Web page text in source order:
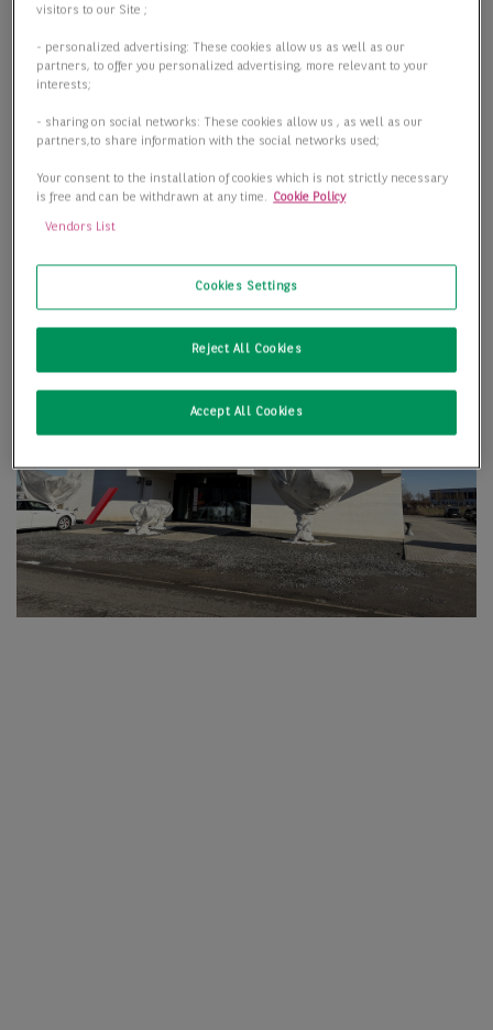
visitors to our Site ;
- personalized advertising: These cookies allow us as well as our
partners, to offer you personalized advertising, more relevant to your
interests;
- sharing on social networks: These cookies allow us , as well as our
partners,to share information with the social networks used;
Your consent to the installation of cookies which is not strictly necessary
is free and can be withdrawn at any time. Cookie Policy
Vendors List
Cookies Settings
Reject All Cookies
Accept All Cookies